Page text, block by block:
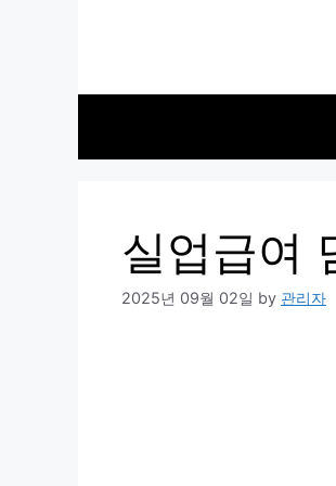
실업급여
2025년 09월 02일 by 관리자